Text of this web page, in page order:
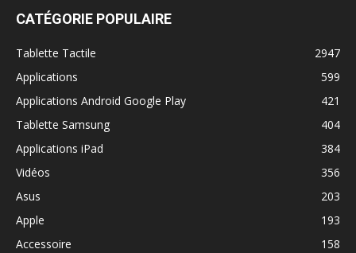
CATÉGORIE POPULAIRE
Tablette Tactile
2947
Applications
599
Applications Android Google Play
421
Tablette Samsung
404
Applications iPad
384
Vidéos
356
Asus
203
Apple
193
Accessoire
158